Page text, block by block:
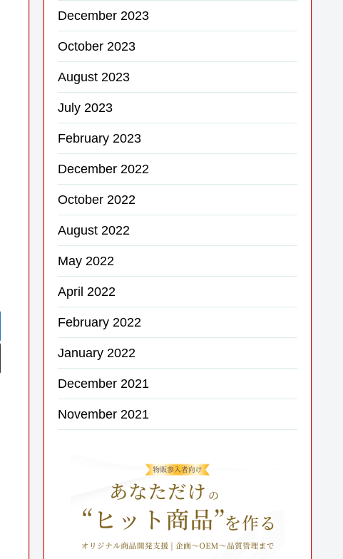
December 2023
October 2023
August 2023
July 2023
February 2023
December 2022
October 2022
August 2022
May 2022
April 2022
February 2022
January 2022
December 2021
November 2021